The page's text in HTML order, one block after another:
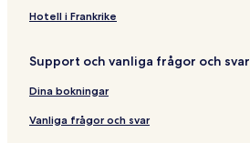
Hotell i Frankrike
Support och vanliga frågor och svar
Dina bokningar
Vanliga frågor och svar